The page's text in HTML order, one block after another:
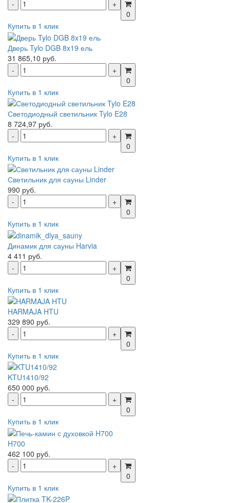
0
Купить в 1 клик
Дверь Tylo DGB 8x19 ель
31 865,10 руб.
0
Купить в 1 клик
Светодиодный светильник Tylo E28
8 724,97 руб.
0
Купить в 1 клик
Светильник для сауны Linder
990 руб.
0
Купить в 1 клик
Динамик для сауны Harvia
4 411 руб.
0
Купить в 1 клик
HARMAJA HTU
329 890 руб.
0
Купить в 1 клик
KTU1410/92
650 000 руб.
0
Купить в 1 клик
H700
462 100 руб.
0
Купить в 1 клик